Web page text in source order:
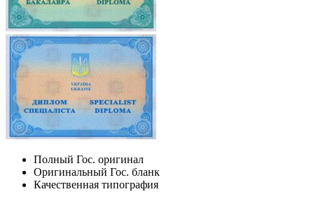
Полный Гос. оригинал
Оригинальный Гос. бланк
Качественная типография